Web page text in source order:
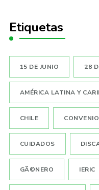
Etiquetas
15 DE JUNIO 28
AMÉRICA LATINA Y
CHILE
CUIDADOS
GÃ©NERO IERIC